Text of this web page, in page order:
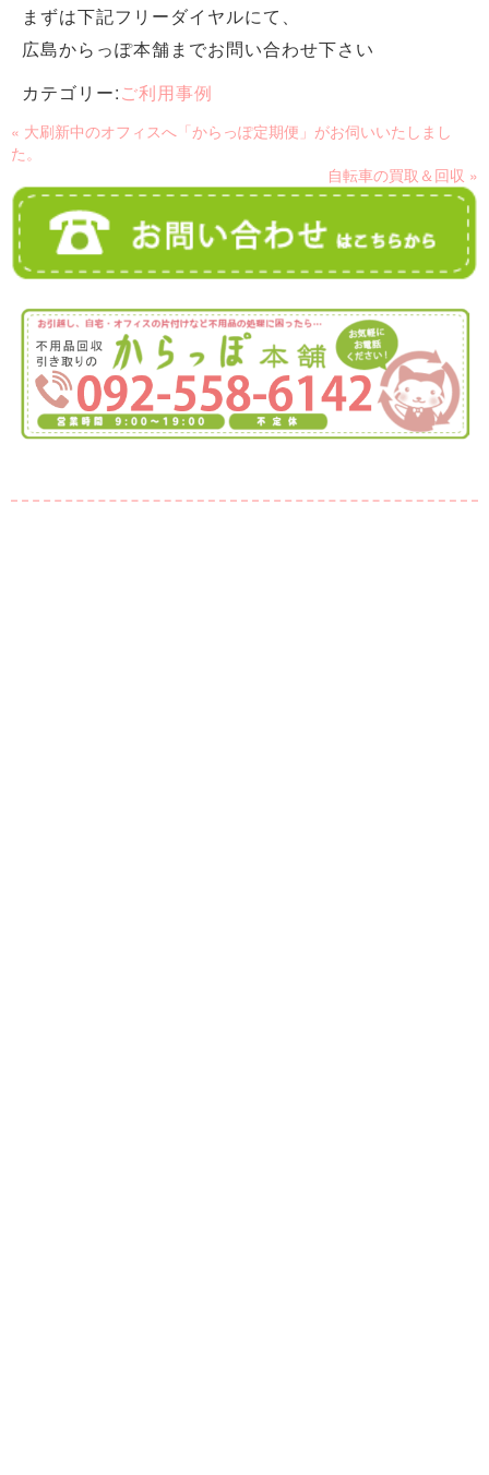
まずは下記フリーダイヤルにて、
広島からっぽ本舗までお問い合わせ下さい
カテゴリー:ご利用事例
« 大刷新中のオフィスへ「からっぽ定期便」がお伺いいたしまし
た。
自転車の買取＆回収 »